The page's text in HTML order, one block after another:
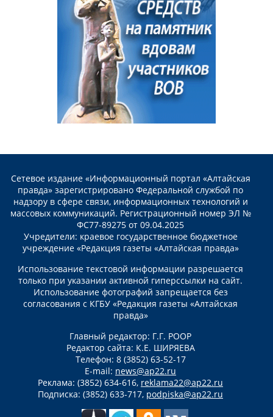
Сетевое издание «Информационный портал «Алтайская
правда» зарегистрировано Федеральной службой по
надзору в сфере связи, информационных технологий и
массовых коммуникаций. Регистрационный номер ЭЛ №
ФС77-89275 от 09.04.2025
Учредители: краевое государственное бюджетное
учреждение «Редакция газеты «Алтайская правда»
Использование текстовой информации разрешается
только при указании активной гиперссылки на сайт.
Использование фотографий запрещается без
согласования с КГБУ «Редакция газеты «Алтайская
правда»
Главный редактор: Г.Г. РООР
Редактор сайта: К.Е. ШИРЯЕВА
Телефон: 8 (3852) 63-52-17
E-mail: news@ap22.ru
Реклама: (3852) 634-616, reklama22@ap22.ru
Подписка: (3852) 633-717, podpiska@ap22.ru